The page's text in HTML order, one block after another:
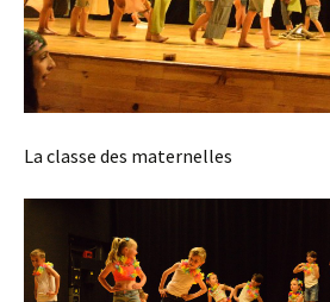
La classe des maternelles